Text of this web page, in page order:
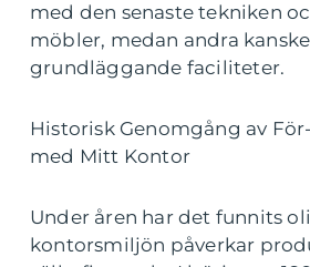
med den senaste tekniken
möbler, medan andra
grundläggande faciliteter.
Historisk Genomgång av
med Mitt Kontor
Under åren har det funnits
kontorsmiljön påverkar